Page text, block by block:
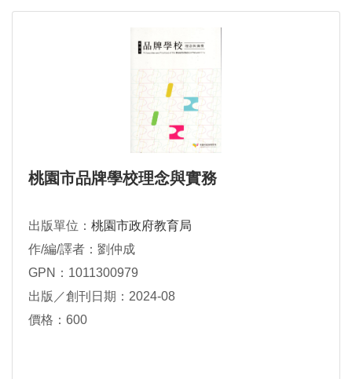
桃園市品牌學校理念與實務
出版單位： 桃園市政府教育局
作/編/譯者：劉仲成
GPN：1011300979
出版／創刊日期：2024-08
價格：600